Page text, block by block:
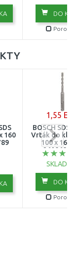
DO
160
1,55
BOSCH SDS-
Vrták do
100 x 160
DO